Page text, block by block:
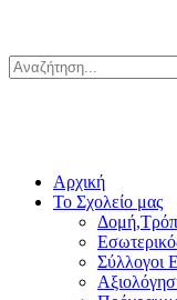
Αρχική
Το Σχολείο μας
Σύλλογοι